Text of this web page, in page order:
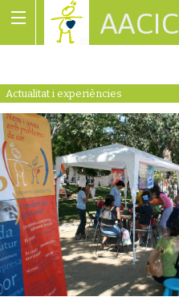
AACIC
Actualitat i experiències